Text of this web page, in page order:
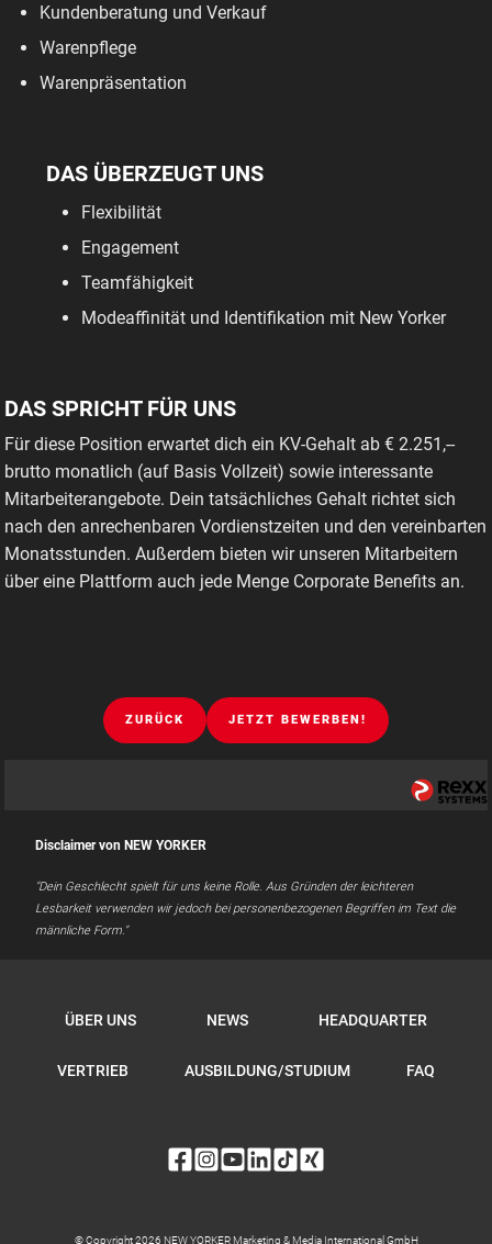
Kundenberatung und Verkauf
Warenpflege
Warenpräsentation
DAS ÜBERZEUGT UNS
Flexibilität
Engagement
Teamfähigkeit
Modeaffinität und Identifikation mit New Yorker
DAS SPRICHT FÜR UNS
Für diese Position erwartet dich ein KV-Gehalt ab € 2.251,--
brutto monatlich (auf Basis Vollzeit) sowie interessante
Mitarbeiterangebote. Dein tatsächliches Gehalt richtet sich
nach den anrechenbaren Vordienstzeiten und den vereinbarten
Monatsstunden. Außerdem bieten wir unseren Mitarbeitern
über eine Plattform auch jede Menge Corporate Benefits an.
ZURÜCK JETZT BEWERBEN!
Disclaimer von NEW YORKER
"Dein Geschlecht spielt für uns keine Rolle. Aus Gründen der leichteren
Lesbarkeit verwenden wir jedoch bei personenbezogenen Begriffen im Text die
männliche Form."
ÜBER UNS NEWS HEADQUARTER
VERTRIEB AUSBILDUNG/STUDIUM FAQ
© Copyright 2026 NEW YORKER Marketing & Media International GmbH